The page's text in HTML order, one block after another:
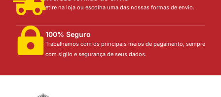
Retire na loja ou escolha uma das nossas formas de envio.
100% Seguro
Trabalhamos com os principais meios de pagamento, sempre
com sigilo e segurança de seus dados.